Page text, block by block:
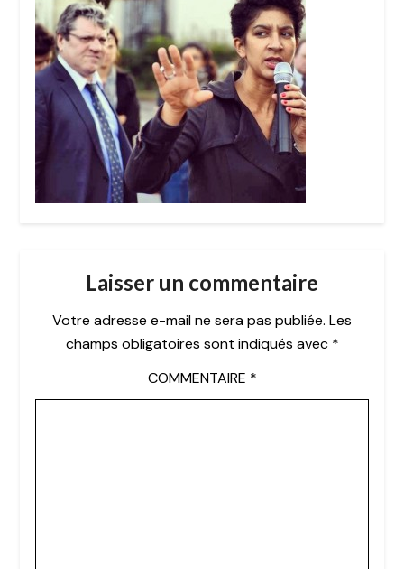
Laisser un commentaire
Votre adresse e-mail ne sera pas publiée. Les
champs obligatoires sont indiqués avec *
COMMENTAIRE *